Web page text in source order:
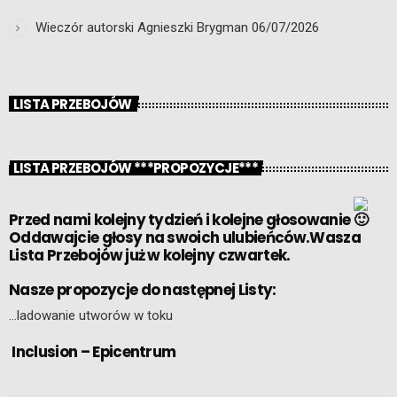
Wieczór autorski Agnieszki Brygman 06/07/2026
LISTA PRZEBOJÓW
LISTA PRZEBOJÓW ***PROPOZYCJE***
Przed nami kolejny tydzień i kolejne głosowanie
Oddawajcie głosy na swoich ulubieńców.Wasza
Lista Przebojów już w kolejny czwartek.
Nasze propozycje do następnej Listy:
…ladowanie utworów w toku
Inclusion – Epicentrum